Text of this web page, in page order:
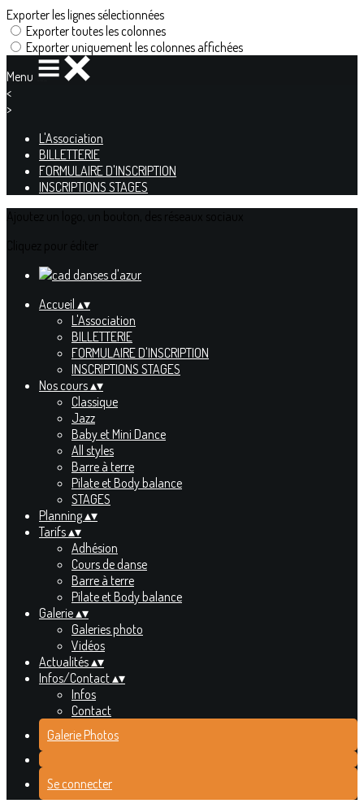
Exporter les lignes sélectionnées
Exporter toutes les colonnes
Exporter uniquement les colonnes affichées
Menu
<
>
L'Association
BILLETTERIE
FORMULAIRE D'INSCRIPTION
INSCRIPTIONS STAGES
Accueil ▴▾
L'Association
BILLETTERIE
FORMULAIRE D'INSCRIPTION
INSCRIPTIONS STAGES
Nos cours▴▾
Classique
Jazz
Baby et Mini Dance
All styles
Barre à terre
Pilate et Body balance
STAGES
Planning▴▾
Tarifs▴▾
Adhésion
Cours de danse
Barre à terre
Pilate et Body balance
Galerie▴▾
Galeries photo
Vidéos
Actualités▴▾
Infos/Contact▴▾
Infos
Contact
Galerie Photos
Se connecter